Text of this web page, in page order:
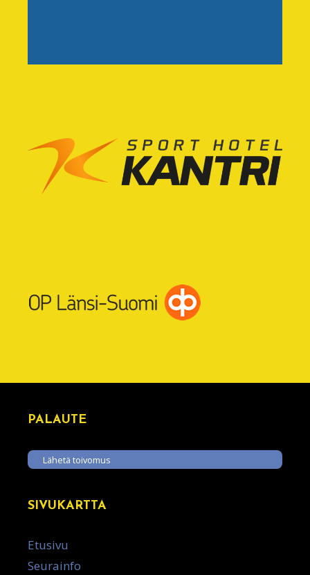
PALAUTE
Lähetä toivomus
SIVUKARTTA
Etusivu
Seurainfo